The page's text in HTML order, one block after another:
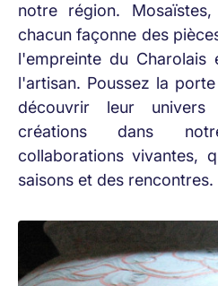
notre région.
chacun façonne des
l'empreinte du
l'artisan. Poussez la
découvrir leur
créations dans
collaborations vivantes,
saisons et des rencontres.